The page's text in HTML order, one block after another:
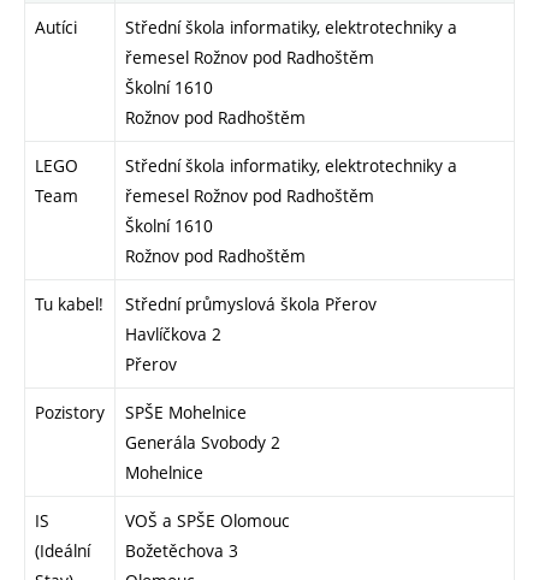
Autíci
Střední škola informatiky, elektrotechniky a
řemesel Rožnov pod Radhoštěm
Školní 1610
Rožnov pod Radhoštěm
LEGO
Team
Střední škola informatiky, elektrotechniky a
řemesel Rožnov pod Radhoštěm
Školní 1610
Rožnov pod Radhoštěm
Tu kabel!
Střední průmyslová škola Přerov
Havlíčkova 2
Přerov
Pozistory
SPŠE Mohelnice
Generála Svobody 2
Mohelnice
IS
(Ideální
VOŠ a SPŠE Olomouc
Božetěchova 3